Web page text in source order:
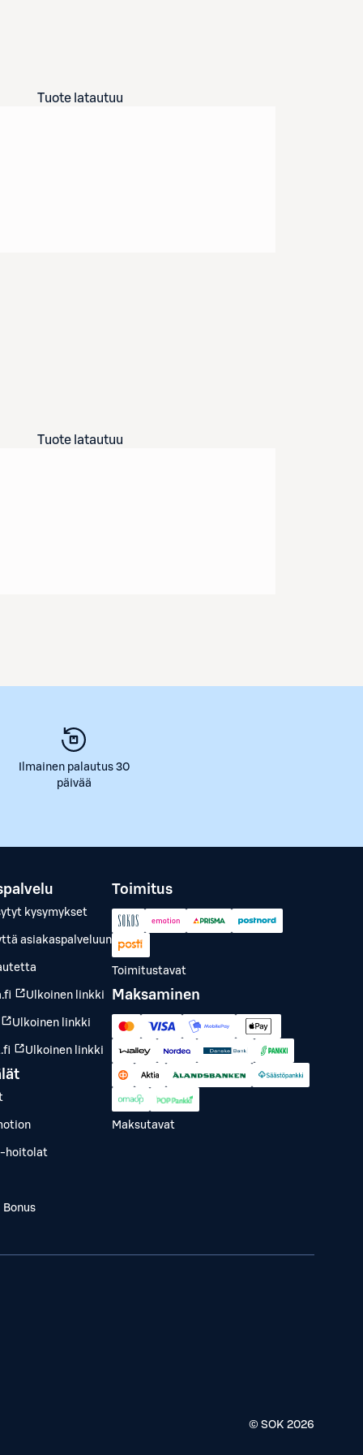
Tuote latautuu
Tuote latautuu
Ilmainen palautus 30
päivää
kysymykset
asiakaspalveluun
Ulkoinen linkki
Ulkoinen linkki
Ulkoinen linkki
-hoitolat
Toimitus
Toimitustavat
Maksaminen
Maksutavat
© SOK 2026